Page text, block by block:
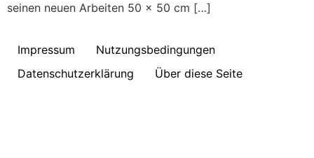
seinen neuen Arbeiten 50 x 50 cm […]
Impressum
Nutzungsbedingungen
Datenschutzerklärung
Über diese Seite